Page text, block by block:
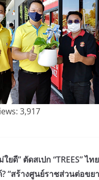
3,917
ยดี” ตัดสเปก “TREES” ไท
“สร้างศูนย์ราชส่วนต่อขย